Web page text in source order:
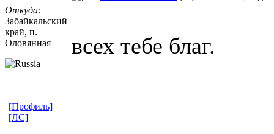
Откуда:
Забайкальски​й
край, п.
Оловянная
всех тебе благ.
[Профиль]
[ЛС]